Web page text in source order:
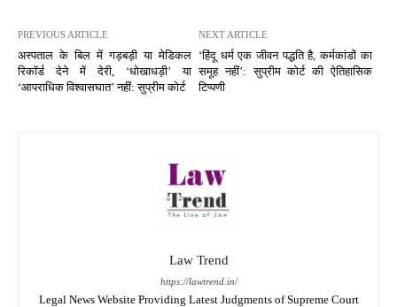
PREVIOUS ARTICLE
अस्पताल के बिल में गड़बड़ी या मेडिकल
रिकॉर्ड देने में देरी, ‘धोखाधड़ी’ या
‘आपराधिक विश्वासघात’ नहीं: सुप्रीम कोर्ट
NEXT ARTICLE
‘हिंदू धर्म एक जीवन पद्धति है, कर्मकांडों का
समूह नहीं’: सुप्रीम कोर्ट की ऐतिहासिक
टिप्पणी
Law Trend
https://lawtrend.in/
Legal News Website Providing Latest Judgments of Supreme Court